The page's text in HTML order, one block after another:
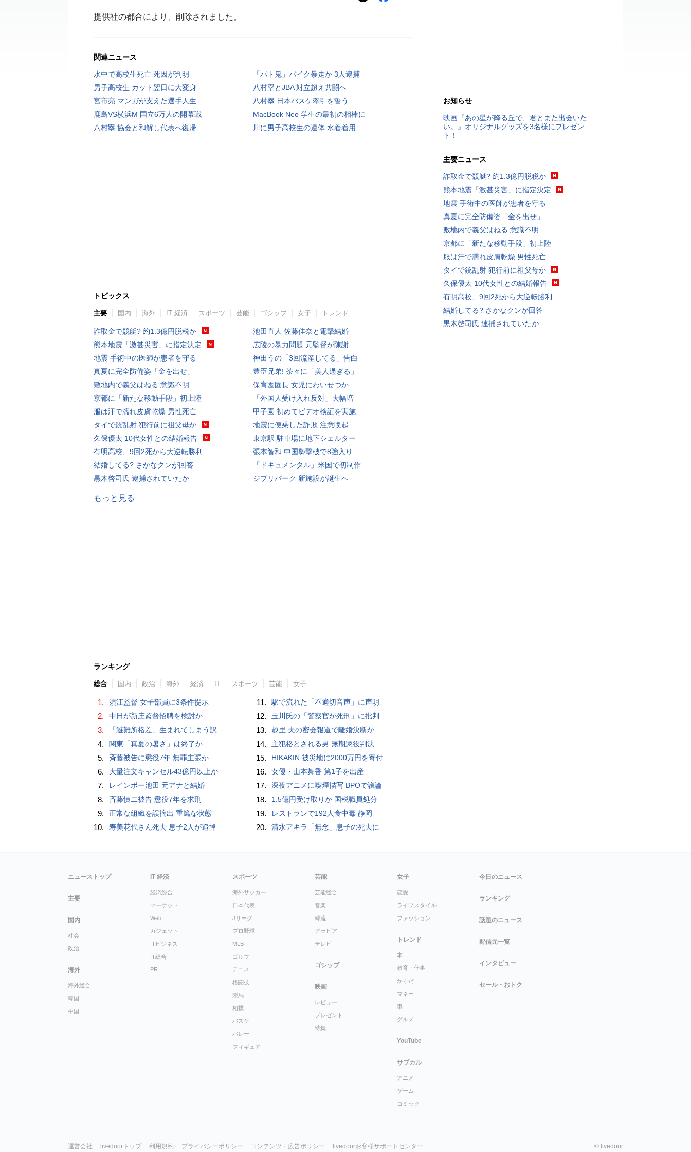
提供社の都合により、削除されました。
関連ニュース
水中で高校生死亡 死因が判明
「パト鬼」バイク暴走か 3人逮捕
男子高校生 カット翌日に大変身
八村塁とJBA 対立超え共闘へ
宮市亮 マンガが支えた選手人生
八村塁 日本バスケ牽引を誓う
鹿島VS横浜M 国立6万人の開幕戦
MacBook Neo 学生の最初の相棒に
八村塁 協会と和解し代表へ復帰
川に男子高校生の遺体 水着着用
トピックス
主要 国内 海外 IT 経済 スポーツ 芸能 ゴシップ 女子 トレンド
詐取金で競艇? 約1.3億円脱税か
熊本地震「激甚災害」に指定決定
地震 手術中の医師が患者を守る
真夏に完全防備姿「金を出せ」
敷地内で義父はねる 意識不明
京都に「新たな移動手段」初上陸
服は汗で濡れ皮膚乾燥 男性死亡
タイで銃乱射 犯行前に祖父母か
久保優太 10代女性との結婚報告
有明高校、9回2死から大逆転勝利
結婚してる? さかなクンが回答
黒木啓司氏 逮捕されていたか
池田直人 佐藤佳奈と電撃結婚
広陵の暴力問題 元監督が陳謝
神田うの「3回流産してる」告白
豊臣兄弟! 茶々に「美人過ぎる」
保育園園長 女児にわいせつか
「外国人受け入れ反対」大幅増
甲子園 初めてビデオ検証を実施
地震に便乗した詐欺 注意喚起
東京駅 駐車場に地下シェルター
張本智和 中国勢撃破で8強入り
「ドキュメンタル」米国で初制作
ジブリパーク 新施設が誕生へ
もっと見る
ランキング
総合 国内 政治 海外 経済 IT スポーツ 芸能 女子
1. 須江監督 女子部員に3条件提示
2. 中日が新庄監督招聘を検討か
3. 「避難所格差」生まれてしまう訳
4. 関東「真夏の暑さ」は終了か
5. 斉藤被告に懲役7年 無罪主張か
6. 大量注文キャンセル43億円以上か
7. レインボー池田 元アナと結婚
8. 斉藤慎二被告 懲役7年を求刑
9. 正常な組織を誤摘出 重篤な状態
10. 寿美花代さん死去 息子2人が追悼
11. 駅で流れた「不適切音声」に声明
12. 玉川氏の「警察官が死刑」に批判
13. 趣里 夫の密会報道で離婚決断か
14. 主犯格とされる男 無期懲役判決
15. HIKAKIN 被災地に2000万円を寄付
16. 女優・山本舞香 第1子を出産
17. 深夜アニメに喫煙描写 BPOで議論
18. 1.5億円受け取りか 国税職員処分
19. レストランで192人食中毒 静岡
20. 清水アキラ「無念」息子の死去に
お知らせ
映画『あの星が降る丘で、君とまた出会いた
い。』オリジナルグッズを3名様にプレゼン
ト！
主要ニュース
詐取金で競艇? 約1.3億円脱税か
熊本地震「激甚災害」に指定決定
地震 手術中の医師が患者を守る
真夏に完全防備姿「金を出せ」
敷地内で義父はねる 意識不明
京都に「新たな移動手段」初上陸
服は汗で濡れ皮膚乾燥 男性死亡
タイで銃乱射 犯行前に祖父母か
久保優太 10代女性との結婚報告
有明高校、9回2死から大逆転勝利
結婚してる? さかなクンが回答
黒木啓司氏 逮捕されていたか
ニューストップ
主要
国内
社会
政治
海外
海外総合
韓国
中国
IT 経済
経済総合
マーケット
Web
ガジェット
ITビジネス
IT総合
PR
スポーツ
海外サッカー
日本代表
Jリーグ
プロ野球
MLB
ゴルフ
テニス
格闘技
競馬
相撲
バスケ
バレー
フィギュア
芸能
芸能総合
音楽
韓流
グラビア
テレビ
ゴシップ
映画
レビュー
プレゼント
特集
女子
恋愛
ライフスタイル
ファッション
トレンド
本
教育・仕事
からだ
マネー
車
グルメ
YouTube
サブカル
アニメ
ゲーム
コミック
今日のニュース
ランキング
話題のニュース
配信元一覧
インタビュー
セール・おトク
運営会社 livedoorトップ 利用規約 プライバシーポリシー コンテンツ・広告ポリシー livedoorお客様サポートセンター © livedoor